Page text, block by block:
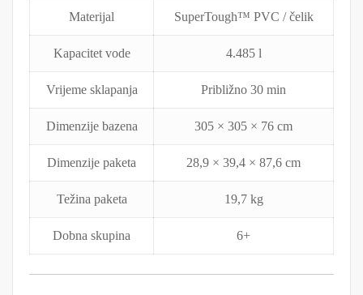
Materijal SuperTough™ PVC / čelik
Kapacitet vode 4.485 l
Vrijeme sklapanja Približno 30 min
Dimenzije bazena 305 × 305 × 76 cm
Dimenzije paketa 28,9 × 39,4 × 87,6 cm
Težina paketa 19,7 kg
Dobna skupina 6+